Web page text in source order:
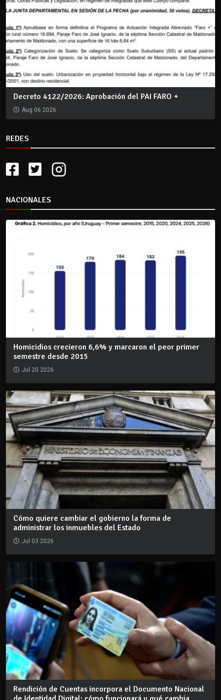
Decreto 4122/2026: Aprobación del PAI FARO +
Aug 06 2026
REDES
NACIONALES
Homicidios crecieron 6,6% y marcaron el peor primer
semestre desde 2015
Jul 20 2026
Cómo quiere cambiar el gobierno la forma de
administrar los inmuebles del Estado
Jul 03 2026
Rendición de Cuentas incorpora el Documento Nacional